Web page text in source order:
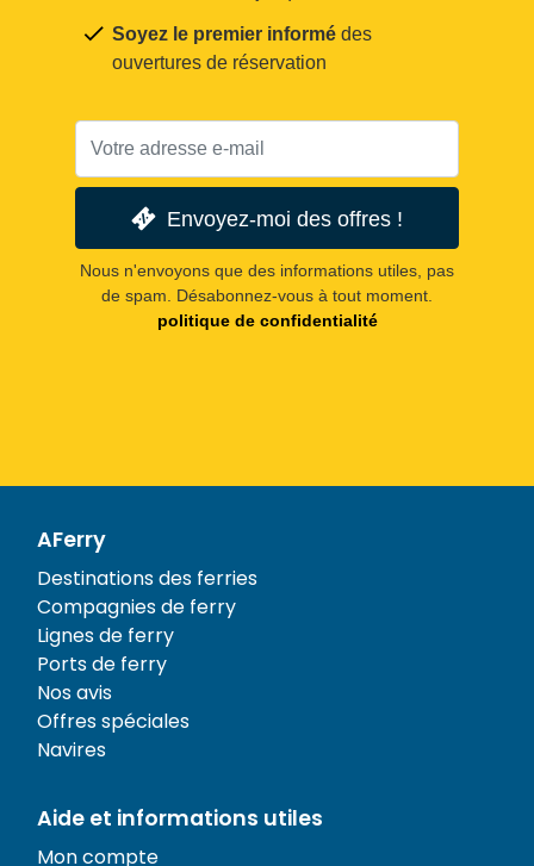
Soyez le premier informé des
ouvertures de réservation
Envoyez-moi des offres !
Nous n'envoyons que des informations utiles, pas
de spam. Désabonnez-vous à tout moment.
politique de confidentialité
AFerry
Destinations des ferries
Compagnies de ferry
Lignes de ferry
Ports de ferry
Nos avis
Offres spéciales
Navires
Aide et informations utiles
Mon compte